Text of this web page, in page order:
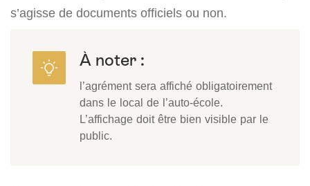
s’agisse de documents officiels ou non.
À noter :
l’agrément sera affiché obligatoirement
dans le local de l’auto-école.
L’affichage doit être bien visible par le
public.